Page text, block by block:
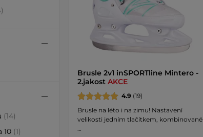
(14)
10 (1)
Brusle 2v1 inSPORTline Mintero -
2.jakost AKCE
4.9 (19)
Brusle na léto i na zimu! Nastavení
velikosti jedním tlačítkem, kombinované